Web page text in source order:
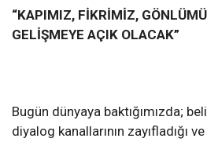
“KAPIMIZ, FİKRİMİZ,
GELİŞMEYE AÇIK OLACAK”
Bugün dünyaya baktığımızda;
diyalog kanallarının zayıfladığı